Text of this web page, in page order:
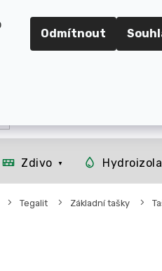
Odmítnout
PARDUBICE, HRADEC
📞
Zdivo
Tegalit Základní tašky